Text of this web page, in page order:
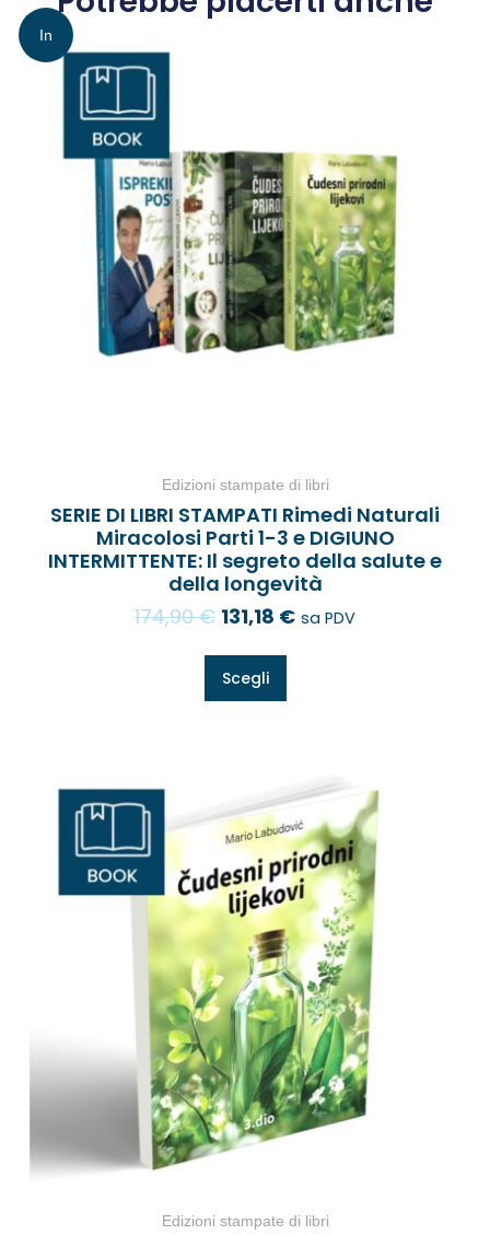
In
Edizioni stampate di libri
SERIE DI LIBRI STAMPATI Rimedi Naturali
Miracolosi Parti 1-3 e DIGIUNO
INTERMITTENTE: Il segreto della salute e
della longevità
174,90€ 131,18 € sa PDV
Scegli
Edizioni stampate di libri